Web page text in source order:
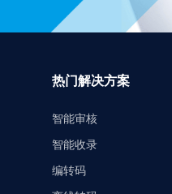
热门解决方案
智能审核
智能收录
编转码